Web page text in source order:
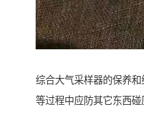
综合大气采样器的保养
等过程中应防其它东西